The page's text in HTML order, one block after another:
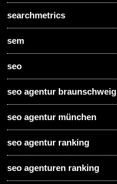
searchmetrics
sem
seo
seo agentur braunschweig
seo agentur münchen
seo agentur ranking
seo agenturen ranking